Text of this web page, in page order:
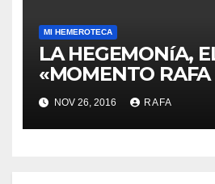
MI HEMEROTECA
LA HEGEMONíA,
«MOMENTO
NOV 26, 2016 RAFA